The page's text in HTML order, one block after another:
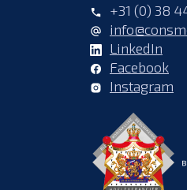
+31 (0) 38
LinkedIn
Facebook
Instagram